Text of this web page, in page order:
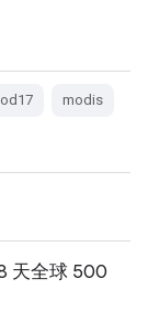
modis
天全球 500